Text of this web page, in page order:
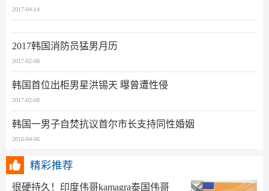
2017-04-14
2017韩国消防员猛男月历
2017-02-08
韩国首位出柜男星洪锡天 曝曾遭性侵
2017-02-08
韩国一男子自焚抗议首尔市长支持同性婚姻
2016-04-06
精彩推荐
很硬持久！印度伟哥kamagra泰国伟哥